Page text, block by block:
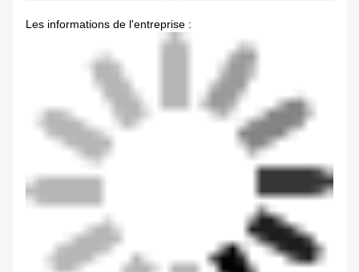
Les informations de l'entreprise :